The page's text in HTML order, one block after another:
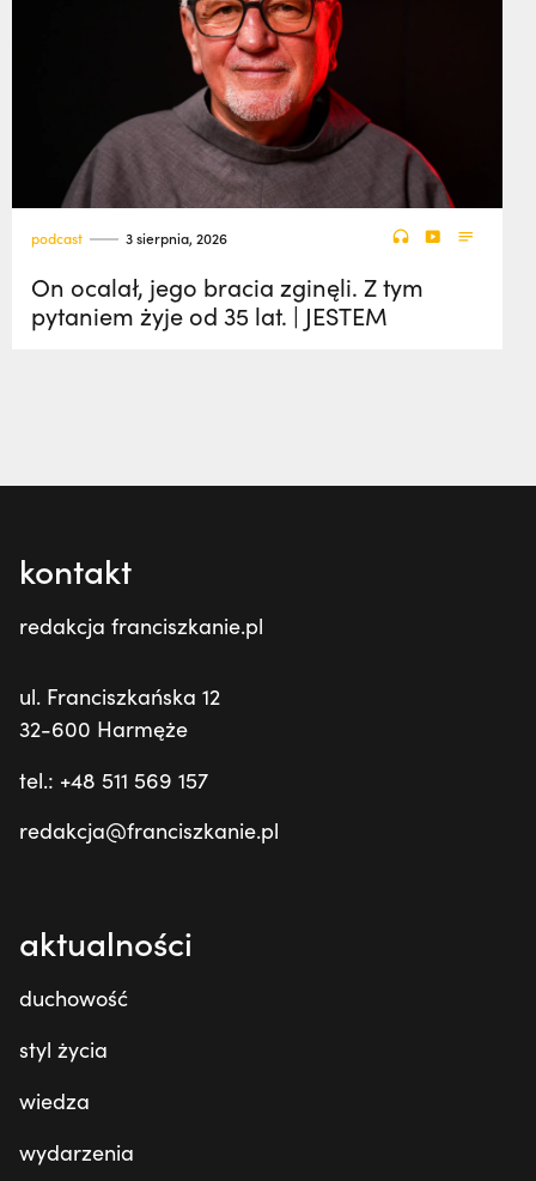
podcast 3 sierpnia, 2026
On ocalał, jego bracia zginęli. Z tym
pytaniem żyje od 35 lat. | JESTEM
kontakt
redakcja franciszkanie.pl
ul. Franciszkańska 12
32-600 Harmęże
tel.: +48 511 569 157
redakcja@franciszkanie.pl
aktualności
duchowość
styl życia
wiedza
wydarzenia